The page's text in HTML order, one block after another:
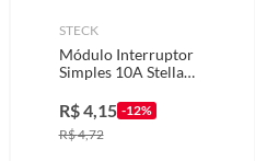
STECK
Módulo Interruptor
Simples 10A Stella
R$4,15 -12%
R$4,72